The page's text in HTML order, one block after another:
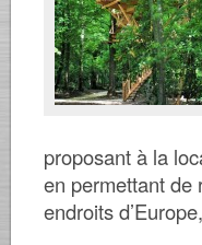
proposant à la
en permettant de
endroits